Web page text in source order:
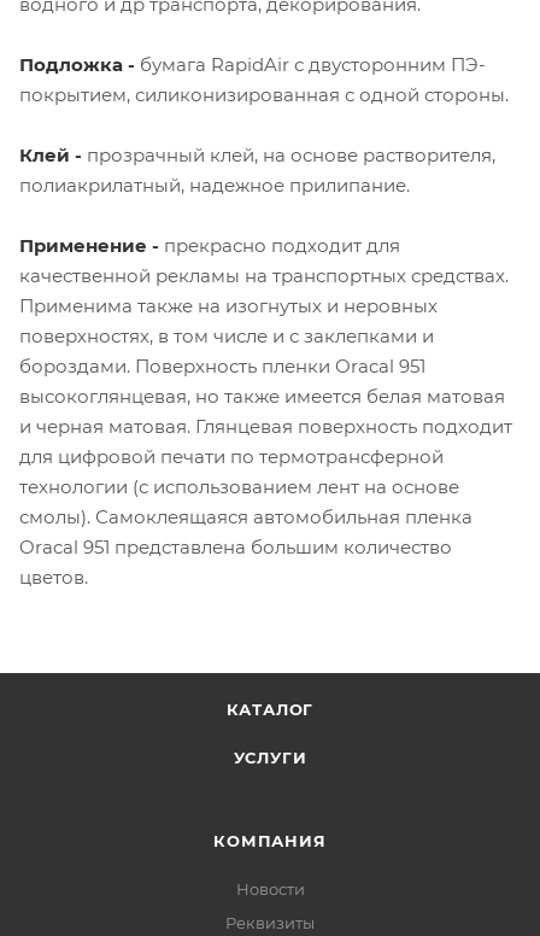
Подложка - бумага RapidAir с двусторонним ПЭ-
покрытием, силиконизированная с одной стороны.
Клей - прозрачный клей, на основе растворителя,
полиакрилатный, надежное прилипание.
Применение - прекрасно подходит для
качественной рекламы на транспортных средствах.
Применима также на изогнутых и неровных
поверхностях, в том числе и с заклепками и
бороздами. Поверхность пленки Oracal 951
высокоглянцевая, но также имеется белая матовая
и черная матовая. Глянцевая поверхность подходит
для цифровой печати по термотрансферной
технологии (с использованием лент на основе
смолы). Самоклеящаяся автомобильная пленка
Oracal 951 представлена большим количество
цветов.
КАТАЛОГ
УСЛУГИ
КОМПАНИЯ
Новости
Реквизиты